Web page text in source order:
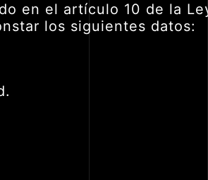
en el artículo 10 de la
los siguientes datos: